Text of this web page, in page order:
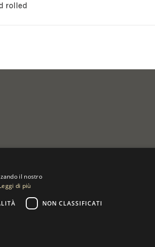
rolled
il nostro
di più
NON CLASSIFICATI